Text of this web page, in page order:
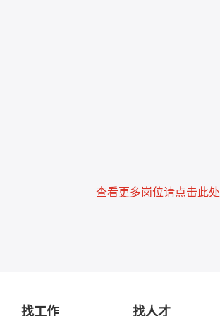
查看更多岗位请点击此处
找工作 找人才